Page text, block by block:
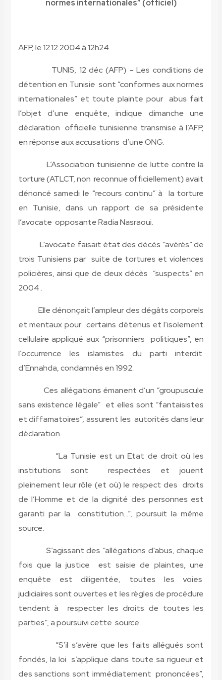
normes internationales” (officiel)
AFP, le 12.12.2004 à 12h24
TUNIS, 12 déc (AFP) – Les conditions de
détention en Tunisie sont “conformes aux normes
internationales” et toute plainte pour abus fait
l’objet d’une enquête, indique dimanche une
déclaration officielle tunisienne transmise à l’AFP,
en réponse aux accusations d’une ONG.
L’Association tunisienne de lutte contre la
torture (ATLCT, non reconnue officiellement) avait
dénoncé samedi le “recours continu” à la torture
en Tunisie, dans un rapport de sa présidente
l’avocate opposante Radia Nasraoui.
L’avocate faisait état des décès “avérés” de
trois Tunisiens par suite de tortures et violences
policières, ainsi que de deux décès “suspects” en
2004 .
Elle dénonçait l’ampleur des dégâts corporels
et mentaux pour certains détenus et l’isolement
cellulaire appliqué aux “prisonniers politiques”, en
l’occurrence les islamistes du parti interdit
d’Ennahda, condamnés en 1992.
Ces allégations émanent d’un “groupuscule
sans existence légale” et elles sont “fantaisistes
et diffamatoires”, assurent les autorités dans leur
déclaration.
“La Tunisie est un Etat de droit où les
institutions sont respectées et jouent
pleinement leur rôle (et où) le respect des droits
de l’Homme et de la dignité des personnes est
garanti par la constitution…”, poursuit la même
source.
S’agissant des “allégations d’abus, chaque
fois que la justice est saisie de plaintes, une
enquête est diligentée, toutes les voies
judiciaires sont ouvertes et les règles de procédure
tendent à respecter les droits de toutes les
parties”, a poursuivi cette source.
“S’il s’avère que les faits allégués sont
fondés, la loi s’applique dans toute sa rigueur et
des sanctions sont immédiatement prononcées”,